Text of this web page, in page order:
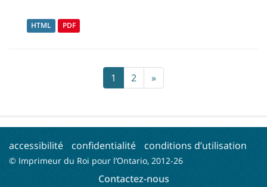
HTML PDF
1 2 »
accessibilité confidentialité conditions d’utilisation
© Imprimeur du Roi pour l’Ontario, 2012-26
Contactez-nous